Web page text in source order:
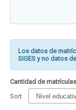
Los datos de
SIGES y no datos
Cantidad de
Sort